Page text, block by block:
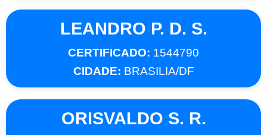
LEANDRO P. D. S.
CERTIFICADO: 1544790
CIDADE: BRASILIA/DF
ORISVALDO S. R.